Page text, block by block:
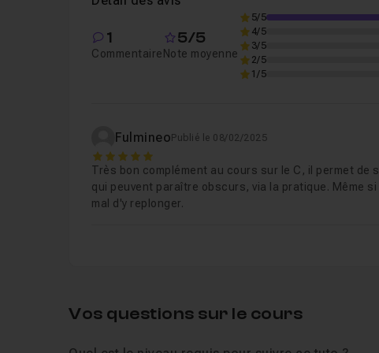
Chapitre 5 : Les conditions en C 46m28
Chapitre 6 : Les boucles en C
Chapitre 8 : Les tableaux en C 1h20
1
Commentaire
5/5
Note moyenne
5/5
4/5
3/5
2/5
1/5
Fulmineo Publié le 08/02/2025
5
Très bon complément au cours sur le C, il permet
qui peuvent paraître obscurs, via la pratique. Même
mal d'y replonger.
Vos questions sur le cours